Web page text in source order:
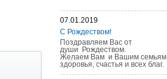
07.01.2019
С Рождеством!
Поздравляем Вас от
души Рождеством.
Желаем Вам и Вашим семьям
здоровья, счастья и всех благ.